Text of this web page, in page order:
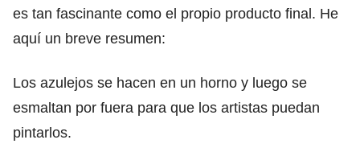
es tan fascinante como el propio producto final. He
aquí un breve resumen:
Los azulejos se hacen en un horno y luego se
esmaltan por fuera para que los artistas puedan
pintarlos.